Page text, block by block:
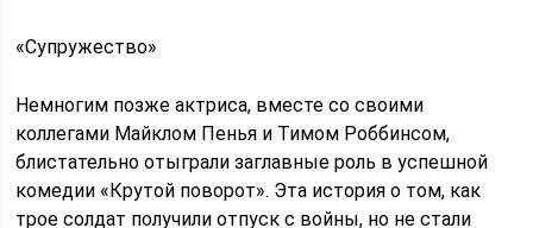
«Супружество»
Немногим позже актриса, вместе со своими
коллегами Майклом Пенья и Тимом Роббинсом,
блистательно отыграли заглавные роль в успешной
комедии «Крутой поворот». Эта история о том, как
трое солдат получили отпуск с войны, но не стали